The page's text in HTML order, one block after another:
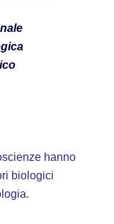
hanno
biologici